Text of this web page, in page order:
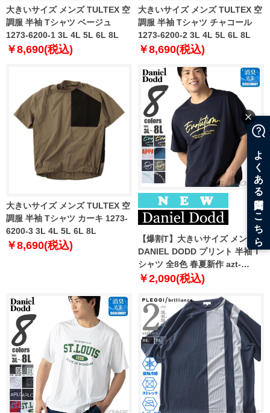
大きいサイズ メンズ TULTEX 空
調服 半袖 Tシャツ ベージュ
1273-6200-1 3L 4L 5L 6L 8L
￥8,690(税込)
大きいサイズ メンズ TULTEX 空
調服 半袖 Tシャツ チャコール
1273-6200-2 3L 4L 5L 6L 8L
￥8,690(税込)
大きいサイズ メンズ TULTEX 空
調服 半袖 Tシャツ カーキ 1273-
6200-3 3L 4L 5L 6L 8L
￥8,690(税込)
【爆割T】大きいサイズ メンズ
DANIEL DODD プリント 半袖 T
シャツ 全8色 春夏新作 azt-
2602pt5 【fre】
￥2,090(税込)